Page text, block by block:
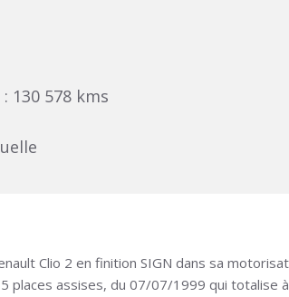
130 578 kms
Clio 2 en finition SIGN dans sa
places assises, du 07/07/1999 qui totalise